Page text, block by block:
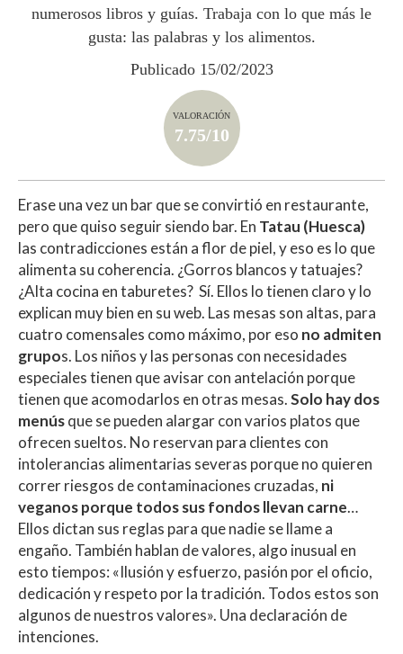
numerosos libros y guías. Trabaja con lo que más le
gusta: las palabras y los alimentos.
Publicado 15/02/2023
VALORACIÓN
7.75/10
Erase una vez un bar que se convirtió en restaurante,
pero que quiso seguir siendo bar. En Tatau (Huesca)
las contradicciones están a flor de piel, y eso es lo que
alimenta su coherencia. ¿Gorros blancos y tatuajes?
¿Alta cocina en taburetes? Sí. Ellos lo tienen claro y lo
explican muy bien en su web. Las mesas son altas, para
cuatro comensales como máximo, por eso no admiten
grupos. Los niños y las personas con necesidades
especiales tienen que avisar con antelación porque
tienen que acomodarlos en otras mesas.Solo hay dos
menúsque se pueden alargar con varios platos que
ofrecen sueltos. No reservan para clientes con
intolerancias alimentarias severas porque no quieren
correr riesgos de contaminaciones cruzadas, ni
veganos porque todos sus fondos llevan carne…
Ellos dictan sus reglas para que nadie se llame a
engaño. También hablan de valores, algo inusual en
esto tiempos: «Ilusión y esfuerzo, pasión por el oficio,
dedicación y respeto por la tradición. Todos estos son
algunos de nuestros valores». Una declaración de
intenciones.